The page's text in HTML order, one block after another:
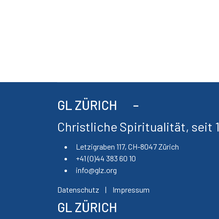
GL ZÜRICH
Christliche Spiritualität, seit
Letzigraben 117, CH-8047 Zürich
+41 (0)44 383 60 10
info@glz.org
Datenschutz | Impressum
GL ZÜRICH